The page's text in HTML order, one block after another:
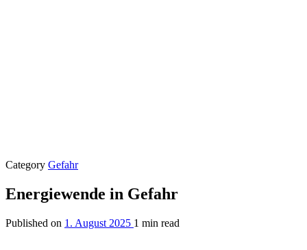
Category Gefahr
Energiewende in Gefahr
Published on 1. August 2025 1 min read